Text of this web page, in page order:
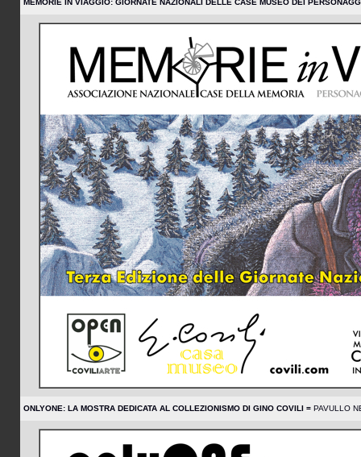
MEMORIE IN VIAGGIO: GIORNATE NAZIONALI DELLE CASE MUSEO DEI
ONLYONE: LA MOSTRA DEDICATA AL COLLEZIONISMO DI GINO COVILI = PAVULLO